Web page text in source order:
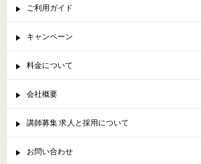
ご利用ガイド
キャンペーン
料金について
会社概要
講師募集 求人と採用について
お問い合わせ